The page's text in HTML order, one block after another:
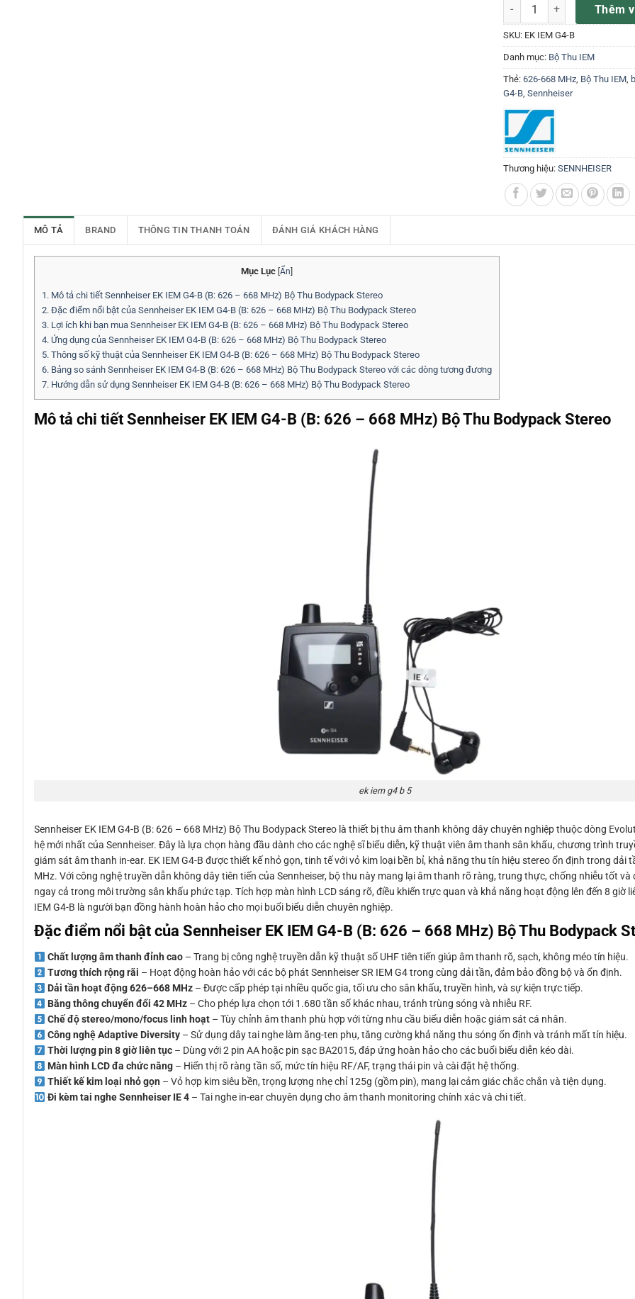
Sennheiser EK IEM G4-B
Thêm
SKU: EK IEM G4-B
Danh mục: Bộ Thu IEM
Thẻ: 626-668 MHz, Bộ Thu IEM,
G4-B, Sennheiser
Thương hiệu: SENNHEISER
MÔ TẢ BRAND THÔNG TIN THANH TOÁN ĐÁNH GIÁ KHÁCH HÀNG
Mục Lục Ẩn
1. Mô tả chi tiết Sennheiser EK IEM G4-B (B: 626 – 668 MHz) Bộ Thu Bodypack Stereo
2. Đặc điểm nổi bật của Sennheiser EK IEM G4-B (B: 626 – 668 MHz) Bộ Thu Bodypack Stereo
3. Lợi ích khi bạn mua Sennheiser EK IEM G4-B (B: 626 – 668 MHz) Bộ Thu Bodypack Stereo
4. Ứng dụng của Sennheiser EK IEM G4-B (B: 626 – 668 MHz) Bộ Thu Bodypack Stereo
5. Thông số kỹ thuật của Sennheiser EK IEM G4-B (B: 626 – 668 MHz) Bộ Thu Bodypack Stereo
6. Bảng so sánh Sennheiser EK IEM G4-B (B: 626 – 668 MHz) Bộ Thu Bodypack Stereo với các dòng tương đương
7. Hướng dẫn sử dụng Sennheiser EK IEM G4-B (B: 626 – 668 MHz) Bộ Thu Bodypack Stereo
Mô tả chi tiết Sennheiser EK IEM G4-B (B: 626 – 668 MHz) Bộ Thu Bodypack Stereo
ek iem g4 b 5
Sennheiser EK IEM G4-B (B: 626 – 668 MHz) Bộ Thu Bodypack Stereo là thiết bị thu âm thanh không dây chuyên nghiệp thuộc dòng
hệ mới nhất của Sennheiser. Đây là lựa chọn hàng đầu dành cho các nghệ sĩ biểu diễn, kỹ thuật viên âm thanh sân khấu, chương trình
giám sát âm thanh in-ear. EK IEM G4-B được thiết kế nhỏ gọn, tinh tế với vỏ kim loại bền bỉ, khả năng thu tín hiệu stereo ổn định trong dải
MHz. Với công nghệ truyền dẫn không dây tiên tiến của Sennheiser, bộ thu này mang lại âm thanh rõ ràng, trung thực, chống nhiễu tốt và
ngay cả trong môi trường sân khấu phức tạp. Tích hợp màn hình LCD sáng rõ, điều khiển trực quan và khả năng hoạt động lên đến 8 giờ
IEM G4-B là người bạn đồng hành hoàn hảo cho mọi buổi biểu diễn chuyên nghiệp.
Đặc điểm nổi bật của Sennheiser EK IEM G4-B (B: 626 – 668 MHz) Bộ Thu Bodypack
Chất lượng âm thanh đỉnh cao– Trang bị công nghệ truyền dẫn kỹ thuật số UHF tiên tiến giúp âm thanh rõ, sạch, không méo tín hiệu.
Tương thích rộng rãi – Hoạt động hoàn hảo với các bộ phát Sennheiser SR IEM G4 trong cùng dải tần, đảm bảo đồng bộ và ổn định.
Dải tần hoạt động 626–668 MHz– Được cấp phép tại nhiều quốc gia, tối ưu cho sân khấu, truyền hình, và sự kiện trực tiếp.
Băng thông chuyển đổi 42 MHz– Cho phép lựa chọn tới 1.680 tần số khác nhau, tránh trùng sóng và nhiễu RF.
Chế độ stereo/mono/focus linh hoạt– Tùy chỉnh âm thanh phù hợp với từng nhu cầu biểu diễn hoặc giám sát cá nhân.
Công nghệ Adaptive Diversity– Sử dụng dây tai nghe làm ăng-ten phụ, tăng cường khả năng thu sóng ổn định và tránh mất tín hiệu.
Thời lượng pin 8 giờ liên tục– Dùng với 2 pin AA hoặc pin sạc BA2015, đáp ứng hoàn hảo cho các buổi biểu diễn kéo dài.
Màn hình LCD đa chức năng– Hiển thị rõ ràng tần số, mức tín hiệu RF/AF, trạng thái pin và cài đặt hệ thống.
Thiết kế kim loại nhỏ gọn – Vỏ hợp kim siêu bền, trọng lượng nhẹ chỉ 125g (gồm pin), mang lại cảm giác chắc chắn và tiện dụng.
Đi kèm tai nghe Sennheiser IE 4– Tai nghe in-ear chuyên dụng cho âm thanh monitoring chính xác và chi tiết.